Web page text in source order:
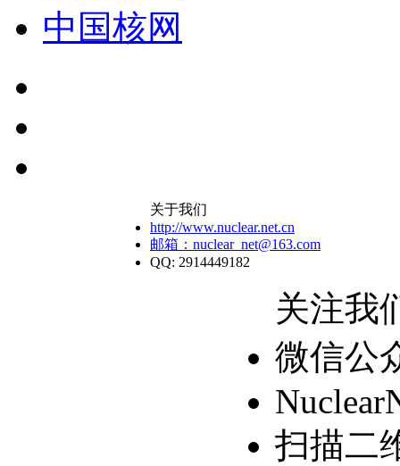
中国核网
关于我们
http://www.nuclear.net.cn
邮箱：nuclear_net@163.com
QQ: 2914449182
关注我
微信公
扫描二